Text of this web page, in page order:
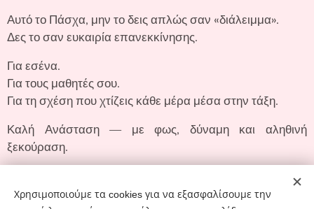
Αυτό το Πάσχα, μην το δεις απλώς σαν «διάλειμμα».
Δες το σαν ευκαιρία επανεκκίνησης.
Για εσένα.
Για τους μαθητές σου.
Για τη σχέση που χτίζεις κάθε μέρα μέσα στην τάξη.
Καλή Ανάσταση — με φως, δύναμη και αληθινή
ξεκούραση.
Share
Χρησιμοποιούμε τα cookies για να εξασφαλίσουμε την